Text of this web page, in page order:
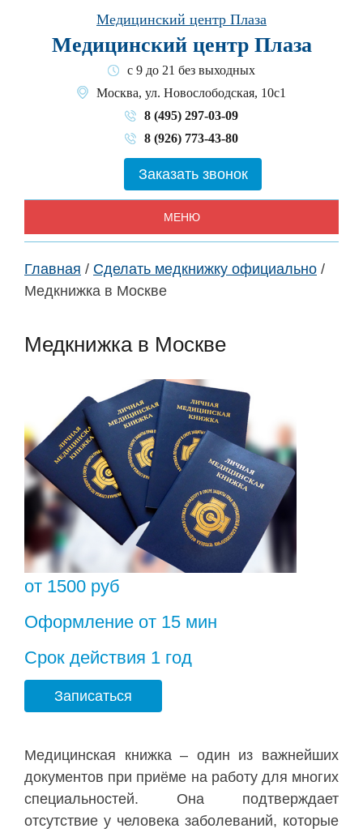
Медицинский центр Плаза
Медицинский центр Плаза
с 9 до 21 без выходных
Москва, ул. Новослободская, 10с1
8 (495) 297-03-09
8 (926) 773-43-80
Заказать звонок
МЕНЮ
Главная / Сделать медкнижку официально /
Медкнижка в Москве
Медкнижка в Москве
от 1500 руб
Оформление от 15 мин
Срок действия 1 год
Записаться
Медицинская книжка – один из важнейших
документов при приёме на работу для многих
специальностей. Она подтверждает
отсутствие у человека заболеваний, которые